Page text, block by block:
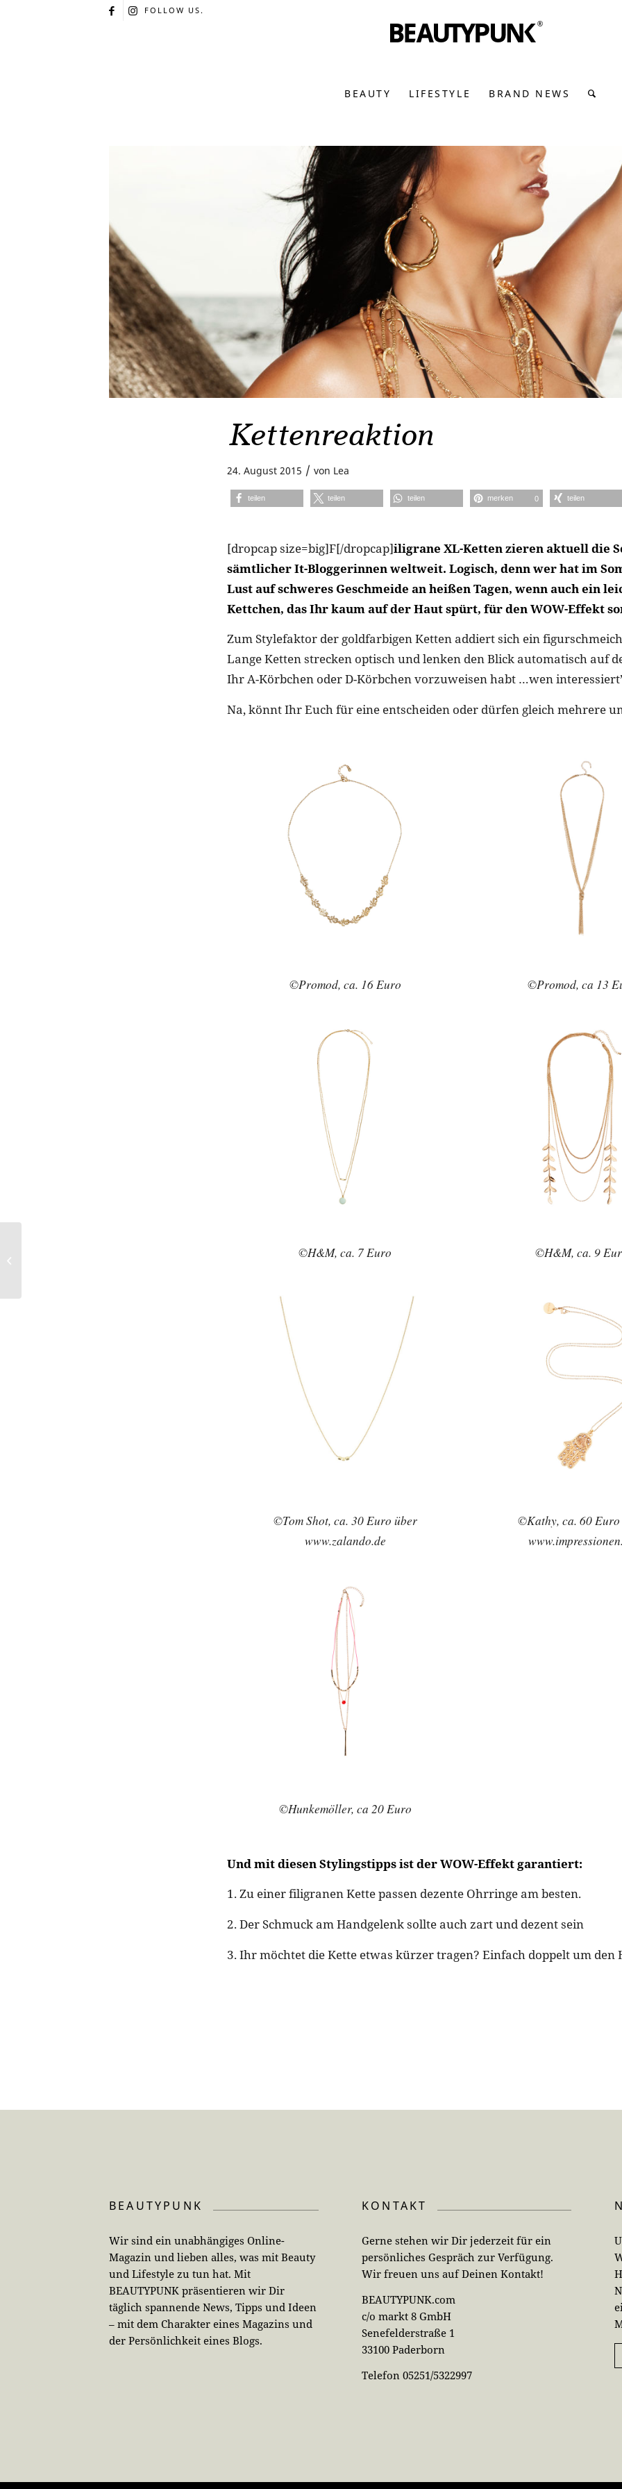
FOLLOW US.
BEAUTY LIFESTYLE BRAND NEWS
Kettenreaktion
24. August 2015 / von Lea
teilen teilen teilen merken 0 teilen
[dropcap size=big]F[/dropcap]iligrane XL-Ketten zieren aktuell die
sämtlicher It-Bloggerinnen weltweit. Logisch, denn wer hat im
Lust auf schweres Geschmeide an heißen Tagen, wenn auch ein
Kettchen, das Ihr kaum auf der Haut spürt, für den WOW-Effekt
Zum Stylefaktor der goldfarbigen Ketten addiert sich ein
Lange Ketten strecken optisch und lenken den Blick automatisch auf
Ihr A-Körbchen oder D-Körbchen vorzuweisen habt …wen
Na, könnt Ihr Euch für eine entscheiden oder dürfen gleich mehrere
©Promod, ca. 16 Euro ©Promod, ca 13
©H&M, ca. 7 Euro ©H&M, ca. 9
©Tom Shot, ca. 30 Euro über
www.zalando.de
©Kathy, ca. 60
©Hunkemöller, ca 20 Euro
Und mit diesen Stylingstipps ist der WOW-Effekt garantiert:
1. Zu einer filigranen Kette passen dezente Ohrringe am besten.
2. Der Schmuck am Handgelenk sollte auch zart und dezent sein
3. Ihr möchtet die Kette etwas kürzer tragen? Einfach doppelt um den
BEAUTYPUNK
Wir sind ein unabhängiges Online-
Magazin und lieben alles, was mit Beauty
und Lifestyle zu tun hat. Mit
BEAUTYPUNK präsentieren wir Dir
täglich spannende News, Tipps und Ideen
– mit dem Charakter eines Magazins und
der Persönlichkeit eines Blogs.
KONTAKT
Gerne stehen wir Dir jederzeit für ein
persönliches Gespräch zur Verfügung.
Wir freuen uns auf Deinen Kontakt!
BEAUTYPUNK.com
c/o markt 8 GmbH
Senefelderstraße 1
33100 Paderborn
Telefon 05251/5322997